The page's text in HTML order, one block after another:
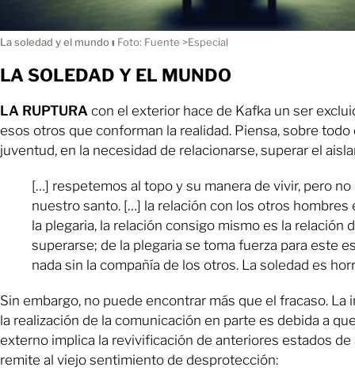
La soledad y el mundoı Foto: Fuente >Especial
LA SOLEDAD Y EL MUNDO
LA RUPTURA con el exterior hace de Kafka un ser
esos otros que conforman la realidad. Piensa, sobre todo
juventud, en la necesidad de relacionarse, superar el
[…] respetemos al topo y su manera de vivir, pero
nuestro santo. […] la relación con los otros hombres
la plegaria, la relación consigo mismo es la relación
superarse; de la plegaria se toma fuerza para este
nada sin la compañía de los otros. La soledad es
Sin embargo, no puede encontrar más que el fracaso. La
la realización de la comunicación en parte es debida a
externo implica la revivificación de anteriores estados de
remite al viejo sentimiento de desprotección: